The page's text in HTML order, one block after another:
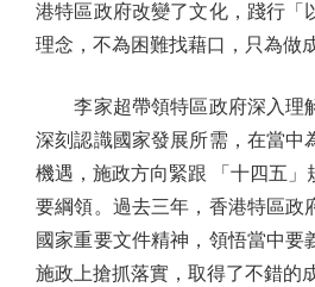
港特區政府改變了文化，踐行「
理念，不為困難找藉口，只為做
李家超帶領特區政府深入理解
深刻認識國家發展所需，在當中
機遇，施政方向緊跟 「十四五」
要綱領。過去三年，香港特區政
國家重要文件精神，領悟當中要
施政上搶抓落實，取得了不錯的